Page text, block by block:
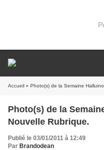
Accueil » Photo(s) de la Semaine
Photo(s) de la
Nouvelle Rubrique.
Publié le 03/01/2011 à 12:49
Par Brandodean